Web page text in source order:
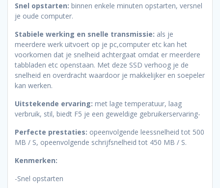
Snel opstarten: binnen enkele minuten opstarten, versnel
je oude computer.
Stabiele werking en snelle transmissie: als je
meerdere werk uitvoert op je pc,computer etc kan het
voorkomen dat je snelheid achtergaat omdat er meerdere
tabbladen etc openstaan. Met deze SSD verhoog je de
snelheid en overdracht waardoor je makkelijker en soepeler
kan werken.
Uitstekende ervaring: met lage temperatuur, laag
verbruik, stil, biedt F5 je een geweldige gebruikerservaring-
Perfecte prestaties: opeenvolgende leessnelheid tot 500
MB / S, opeenvolgende schrijfsnelheid tot 450 MB / S.
Kenmerken:
-Snel opstarten